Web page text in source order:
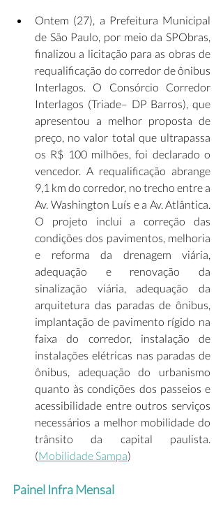
Ontem (27), a Prefeitura Municipal
de São Paulo, por meio da SPObras,
finalizou a licitação para as obras de
requalificação do corredor de ônibus
Interlagos. O Consórcio Corredor
Interlagos (Triade– DP Barros), que
apresentou a melhor proposta de
preço, no valor total que ultrapassa
os R$ 100 milhões, foi declarado o
vencedor. A requalificação abrange
9,1 km do corredor, no trecho entre a
Av. Washington Luís e a Av. Atlântica.
O projeto inclui a correção das
condições dos pavimentos, melhoria
e reforma da drenagem viária,
adequação e renovação da
sinalização viária, adequação da
arquitetura das paradas de ônibus,
implantação de pavimento rígido na
faixa do corredor, instalação de
instalações elétricas nas paradas de
ônibus, adequação do urbanismo
quanto às condições dos passeios e
acessibilidade entre outros serviços
necessários a melhor mobilidade do
trânsito da capital paulista.
(Mobilidade Sampa)
Painel Infra Mensal